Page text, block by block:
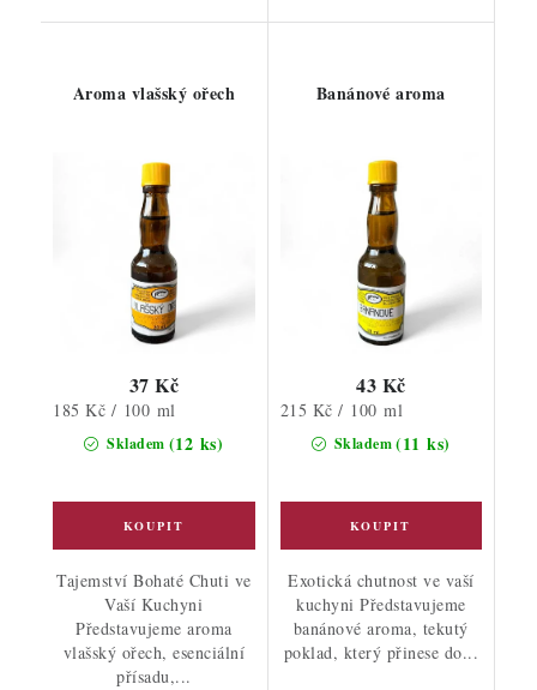
Aroma vlašský ořech
Skladem (12 ks)
37 Kč
Měrná
cena:
185 Kč / 100 ml
Tajemství Bohaté Chuti ve
Vaší Kuchyni
Představujeme aroma
vlašský ořech, esenciální
přísadu,...
Banánové aroma
Skladem(11 ks)
43 Kč
Měrná
cena:
215 Kč / 100 ml
Exotická chutnost ve vaší
kuchyni Představujeme
banánové aroma, tekutý
poklad, který přinese do...